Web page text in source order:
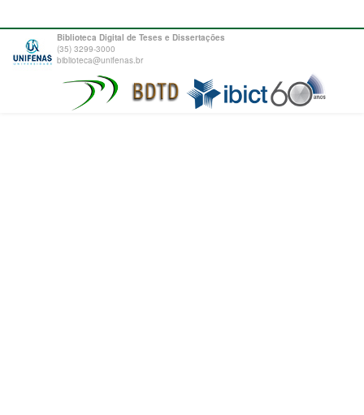
Biblioteca Digital de Teses e Dissertações
(35) 3299-3000
biblioteca@unifenas.br